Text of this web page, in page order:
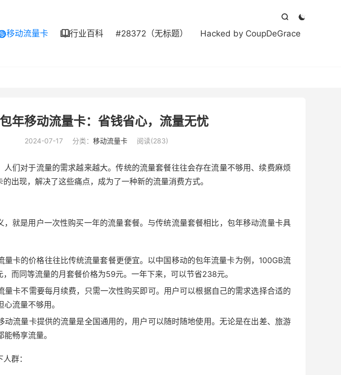


移动流量卡 行业百科 #28372（无标题）
Hacked by CoupDeGrace
包年移动流量卡：省钱省心，流量无忧
2024-07-17 分类： 移动流量卡 阅读(283)
人们对于流量的需求越来越大。传统的流量套餐往往会存在流量不够用、续费麻烦
出现，解决了这些痛点，成为了一种新的流量消费方式。
，就是用户一次性购买一年的流量套餐。与传统流量套餐相比，包年移动流量卡具
量卡的价格往往比传统流量套餐更便宜。以中国移动的包年流量卡为例，100GB流
而同等流量的月套餐价格为59元。一年下来，可以节省238元。
量卡不需要每月续费，只需一次性购买即可。用户可以根据自己的需求选择合适的
流量不够用。
动流量卡提供的流量是全国通用的，用户可以随时随地使用。无论是在出差、旅游
畅享流量。
群：